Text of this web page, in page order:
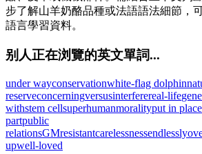
步了解山羊奶酪品種或法語語法細節，
語言學習資料。
别人正在浏覽的英文單詞...
under wayconservationwhite-flag dolphin
reserveconcerningversusinterferereal-life
withstem cellsuperhumanmoralityput in place
partpublic
relationsGMresistantcarelessnessendlessly
upwell-loved